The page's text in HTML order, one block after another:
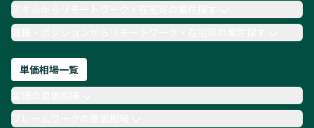
職種・ポジションからリモートワーク・在宅可の案件探す
単価相場一覧